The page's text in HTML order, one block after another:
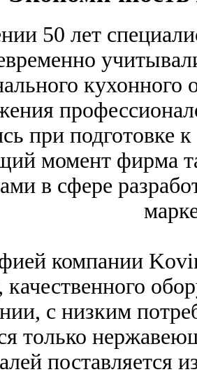
50 лет
при подготовке
момент фирма
в сфере
компании
с низким
только
поставляется